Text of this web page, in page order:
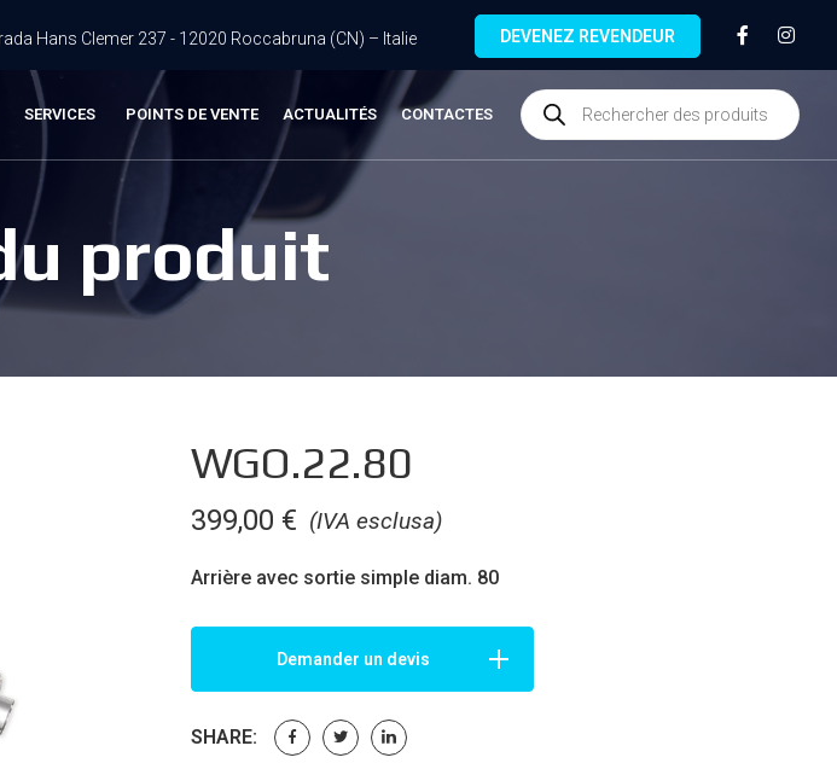
Hans Clemer 237 - 12020 Roccabruna (CN) – Italie DEVENEZ REVENDEUR
SERVICES POINTS DE VENTE ACTUALITÉS CONTACTES
produit
WGO.22.80
(IVA esclusa)
399,00 €
Arrière avec sortie simple diam. 80
Demander un devis
SHARE: